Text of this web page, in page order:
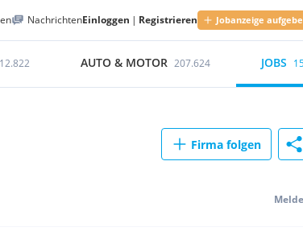
NachrichtenEinloggen | Registrieren Jobanzeige
AUTO & MOTOR 207.624 JOBS
Firma folgen